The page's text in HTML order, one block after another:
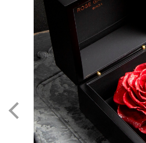
バラの下に、もうひとつのサプライ
中箱の中にアクセサリーや手紙を忍
渡す瞬間に驚きと感動を添える、
「枯れない花で想いを残す」──そ
Q. どのくらいの期間楽しめますか？
A. 散ることなく、その姿を長く保
るごとにやわらかく深みを帯び、や
ます。その変化さえも美として愉し
魅力です。